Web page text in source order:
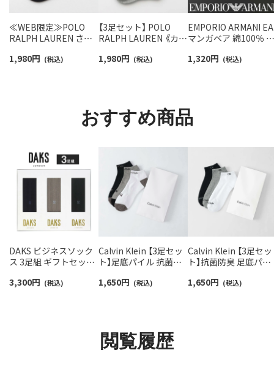
≪WEB限定≫POLO
RALPH LAUREN さら
スニーカー丈ソックス
1,980円 (税込)
【3足セット】 POLO
RALPH LAUREN 《カラ
ンポイントソックス シ
1,980円 (税込)
EMPORIO ARMANI EA
マンガベア 綿100％ ミ
最短翌日発送】
1,320円 (税込)
おすすめ商品
DAKS ビジネスソック
ス 3足組 ギフトセット
ン用 クルー丈 メンズ
3,300円 (税込)
Calvin Klein 【3足セッ
ト】足底パイル 抗菌防
ーカー丈 カジュアルソ
1,650円 (税込)
Calvin Klein 【3足セッ
ト】抗菌防臭 足底パイ
ス メンズ 92572500
1,650円 (税込)
閲覧履歴